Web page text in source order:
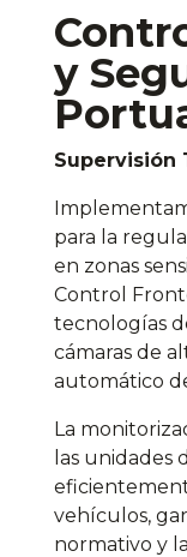
y
Supervisión
para la
en zonas
Control
tecnologías
cámaras de
automático
La
las unidades
vehículos,
normativo y